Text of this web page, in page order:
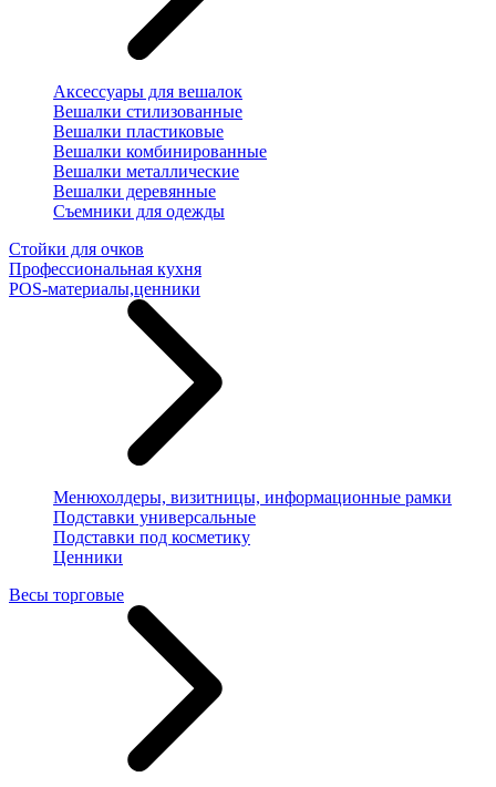
Аксессуары для вешалок
Вешалки стилизованные
Вешалки пластиковые
Вешалки комбинированные
Вешалки металлические
Вешалки деревянные
Съемники для одежды
Стойки для очков
Профессиональная кухня
POS-материалы,ценники
Менюхолдеры, визитницы, информационные рамки
Подставки универсальные
Подставки под косметику
Ценники
Весы торговые